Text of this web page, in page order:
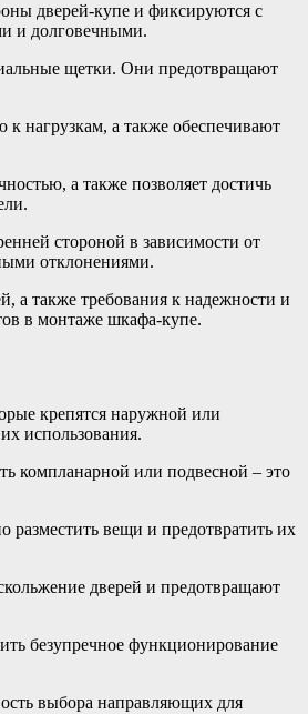
дверей-купе и фиксируются с
и долговечными.
щетки. Они предотвращают
нагрузкам, а также обеспечивают
а также позволяет достичь
стороной в зависимости от
отклонениями.
а также требования к надежности и
в монтаже шкафа-купе.
крепятся наружной или
использования.
компланарной или подвесной – это
вещи и предотвратить их
дверей и предотвращают
безупречное функционирование
выбора направляющих для